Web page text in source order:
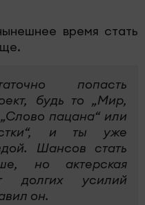
время стать
попасть
будь то „Мир,
пацана“ или
и ты уже
Шансов стать
но актерская
долгих усилий
он.